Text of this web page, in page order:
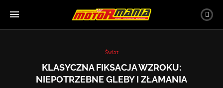
Świat
KLASYCZNA FIKSACJA WZROKU:
NIEPOTRZEBNE GLEBY I ZŁAMANIA